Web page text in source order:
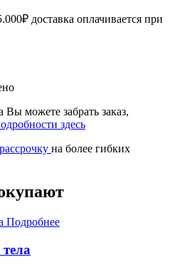
доставка оплачивается при
можете забрать заказ,
здесь
на более гибких
Подробнее